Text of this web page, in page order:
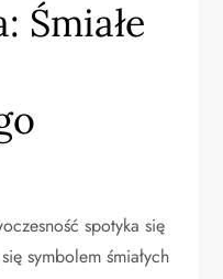
Śmiałe
spotyka się
symbolem śmiałych